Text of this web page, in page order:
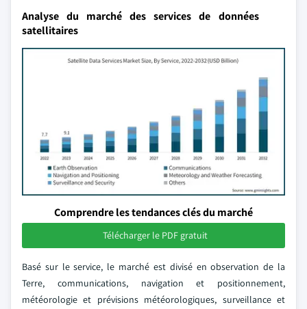
Analyse du marché des services de données
satellitaires
Comprendre les tendances clés du marché
Télécharger le PDF gratuit
Basé sur le service, le marché est divisé en observation de la
Terre, communications, navigation et positionnement,
météorologie et prévisions météorologiques, surveillance et